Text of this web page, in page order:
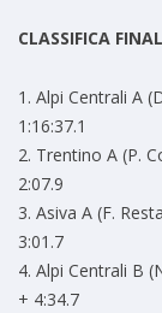
CLASSIFICA
1. Alpi Centrali A
1:16:37.1
2. Trentino A (P.
2:07.9
3. Asiva A (F.
3:01.7
4. Alpi Centrali B
+ 4:34.7